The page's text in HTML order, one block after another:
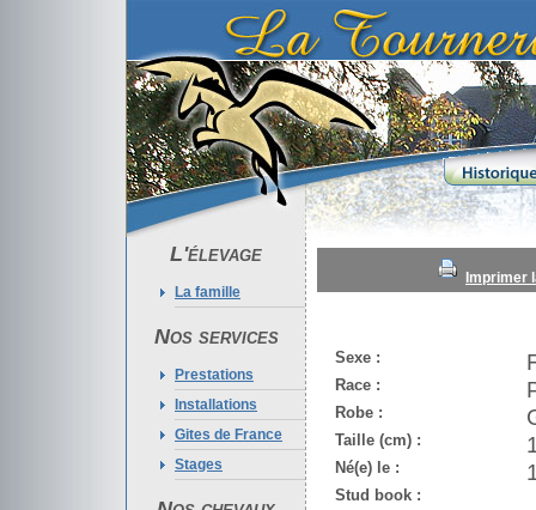
L'élevage
La famille
Nos services
Prestations
Installations
Gites de France
Stages
Imprimer
Sexe :
Race :
Robe :
Taille (cm) :
Né(e) le :
Stud book :